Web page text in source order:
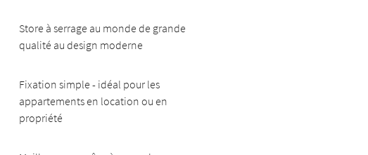
Store à serrage au monde de grande
qualité au design moderne
Fixation simple - idéal pour les
appartements en location ou en
propriété